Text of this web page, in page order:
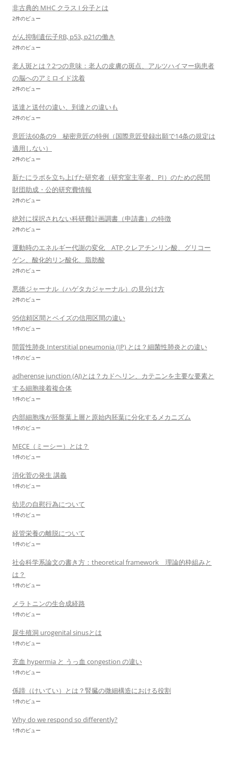
非古典的 MHC クラス I 分子とは
2件のビュー
がん抑制遺伝子RB, p53, p21の働き
2件のビュー
老人斑とは？2つの意味：老人の皮膚の斑点、アルツハイマー病患者
の脳へのアミロイド沈着
2件のビュー
送達と送付の違い、到達との違いも
2件のビュー
意匠法60条の9 秘密意匠の特例（国際意匠登録出願で14条の規定は
適用しない）
2件のビュー
新たにラボを立ち上げた研究者（研究室主宰者、PI）のための民間
財団助成・公的研究費情報
2件のビュー
絶対に採択されない科研費計画調書（申請書）の特徴
2件のビュー
運動時のエネルギー代謝の変化 ATP,クレアチンリン酸、グリコー
ゲン、酸化的リン酸化、脂肪酸
2件のビュー
悪徳ジャーナル（ハゲタカジャーナル）の見分け方
2件のビュー
95信頼区間とベイズの信用区間の違い
1件のビュー
間質性肺炎 Interstitial pneumonia (IP) とは？細菌性肺炎との違い
1件のビュー
adherense junction (AJ)とは？カドヘリン、カテニンを主要な要素と
する細胞接着複合体
1件のビュー
内部細胞塊が胚盤葉上層と原始内胚葉に分化するメカニズム
1件のビュー
MECE（ミーシー）とは？
1件のビュー
消化菅の発生 講義
1件のビュー
幼児の自慰行為について
1件のビュー
経管栄養の離脱について
1件のビュー
社会科学系論文の書き方：theoretical framework 理論的枠組みと
は？
1件のビュー
メラトニンの生合成経路
1件のビュー
尿生殖洞 urogenital sinusとは
1件のビュー
充血 hypermia と うっ血 congestion の違い
1件のビュー
係蹄（けいてい）とは？腎臓の微細構造における役割
1件のビュー
Why do we respond so differently?
1件のビュー